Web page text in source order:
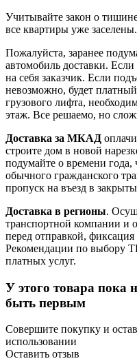
Учитывайте закон о
все квартиры уже заселены.
Пожалуйста, заранее
автомобиль доставки. Если
на себя заказчик. Если
невозможно, будет
грузового лифта,
этаж. Все решаемо, но
Доставка за МКАД
строите дом в новой
подумайте о времени года,
обычного гражданского
пропуск на въезд в
Доставка в регионы.
транспортной компании и
перед отправкой,
Рекомендации по выбору
платных услуг.
У этого товара пока
быть первым
Совершите покупку и
использовании
Оставить отзыв